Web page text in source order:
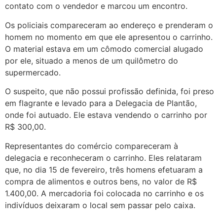
contato com o vendedor e marcou um encontro.
Os policiais compareceram ao endereço e prenderam o
homem no momento em que ele apresentou o carrinho.
O material estava em um cômodo comercial alugado
por ele, situado a menos de um quilômetro do
supermercado.
O suspeito, que não possui profissão definida, foi preso
em flagrante e levado para a Delegacia de Plantão,
onde foi autuado. Ele estava vendendo o carrinho por
R$ 300,00.
Representantes do comércio compareceram à
delegacia e reconheceram o carrinho. Eles relataram
que, no dia 15 de fevereiro, três homens efetuaram a
compra de alimentos e outros bens, no valor de R$
1.400,00. A mercadoria foi colocada no carrinho e os
indivíduos deixaram o local sem passar pelo caixa.